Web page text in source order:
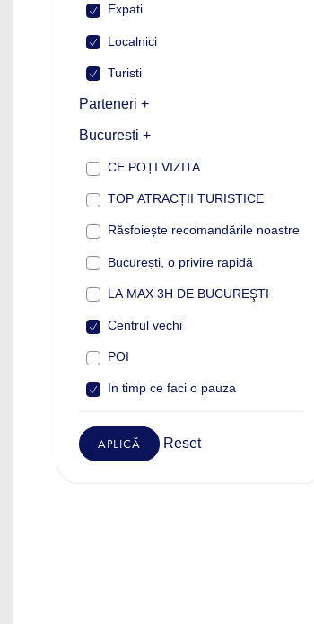
Expati
Localnici
Turisti
Parteneri +
Bucuresti +
CE POȚI VIZITA
TOP ATRACȚII TURISTICE
Răsfoiește recomandările noastre
București, o privire rapidă
LA MAX 3H DE BUCUREŞTI
Centrul vechi
POI
In timp ce faci o pauza
APLICĂ Reset